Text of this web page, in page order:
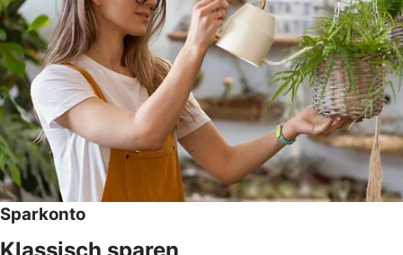
Sparkonto
Klassisch sparen